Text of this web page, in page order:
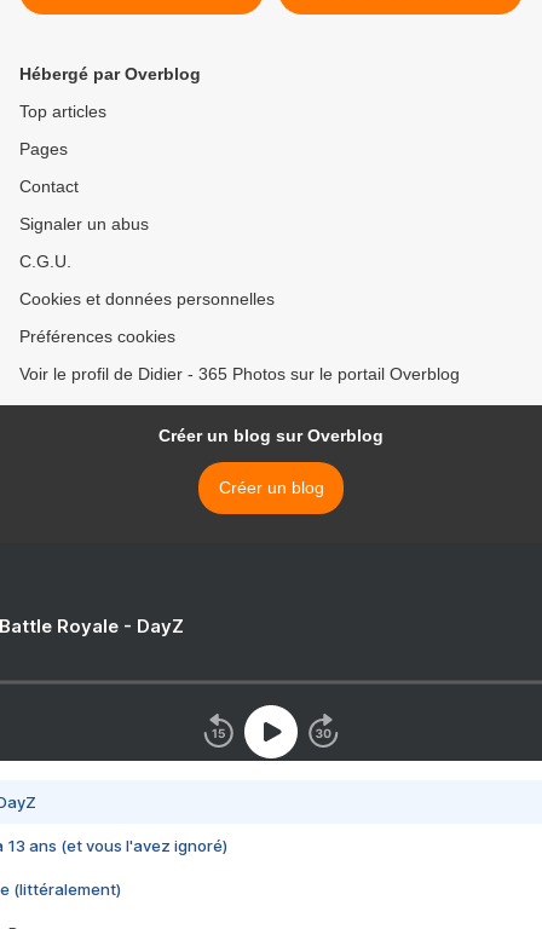
cinxia >
Hébergé par Overblog
Top articles
Pages
Contact
Signaler un abus
C.G.U.
Cookies et données personnelles
Préférences cookies
Voir le profil de Didier - 365 Photos sur le portail Overblog
Créer un blog sur Overblog
Créer un blog
Royale - DayZ
13 ans (et vous l'avez ignoré)
(littéralement)